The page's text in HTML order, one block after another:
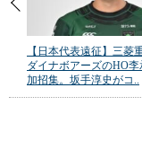
【日本代表遠征】三菱
ダイナボアーズのHO李
加招集。坂手淳史がコ..